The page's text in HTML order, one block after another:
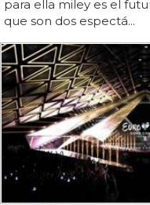
para ella miley es el
que son dos espectá...